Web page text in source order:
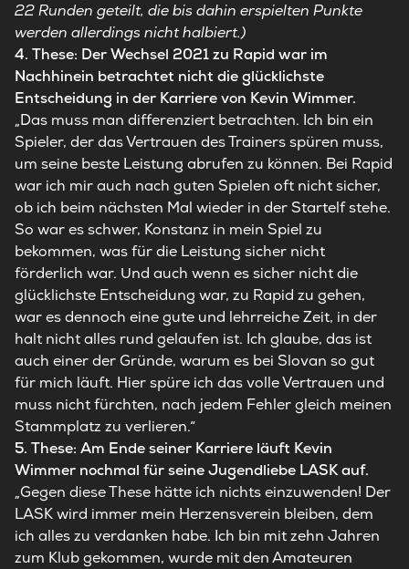
22 Runden geteilt, die bis dahin erspielten Punkte
werden allerdings nicht halbiert.)
4. These: Der Wechsel 2021 zu Rapid war im
Nachhinein betrachtet nicht die glücklichste
Entscheidung in der Karriere von Kevin Wimmer.
„Das muss man differenziert betrachten. Ich bin ein
Spieler, der das Vertrauen des Trainers spüren muss,
um seine beste Leistung abrufen zu können. Bei Rapid
war ich mir auch nach guten Spielen oft nicht sicher,
ob ich beim nächsten Mal wieder in der Startelf stehe.
So war es schwer, Konstanz in mein Spiel zu
bekommen, was für die Leistung sicher nicht
förderlich war. Und auch wenn es sicher nicht die
glücklichste Entscheidung war, zu Rapid zu gehen,
war es dennoch eine gute und lehrreiche Zeit, in der
halt nicht alles rund gelaufen ist. Ich glaube, das ist
auch einer der Gründe, warum es bei Slovan so gut
für mich läuft. Hier spüre ich das volle Vertrauen und
muss nicht fürchten, nach jedem Fehler gleich meinen
Stammplatz zu verlieren.“
5. These: Am Ende seiner Karriere läuft Kevin
Wimmer nochmal für seine Jugendliebe LASK auf.
„Gegen diese These hätte ich nichts einzuwenden! Der
LASK wird immer mein Herzensverein bleiben, dem
ich alles zu verdanken habe. Ich bin mit zehn Jahren
zum Klub gekommen, wurde mit den Amateuren